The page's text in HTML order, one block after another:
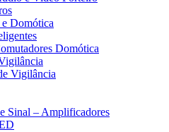
Domótica
Domótica
Vigilância
Sinal – Amplificadores